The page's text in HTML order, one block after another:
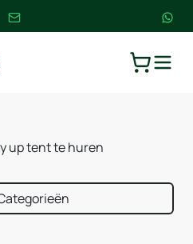
up tent te huren